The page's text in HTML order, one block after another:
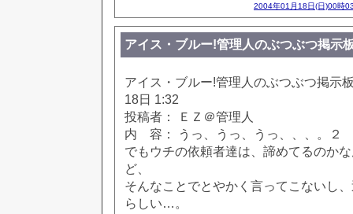
2004年01月18日(日)00時
アイス・ブルー!管理人のぶつぶつ掲示
アイス・ブルー!管理人のぶつぶつ掲示
18日 1:32
投稿者： ＥＺ＠管理人
内 容： うっ、うっ、うっ、、、。２
でもウチの依頼者達は、諦めてるのか
ど、
そんなことでとやかく言ってこないし
らしい…。